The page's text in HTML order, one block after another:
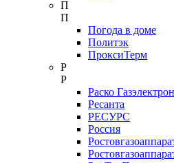
П
П
Погода в доме
Политэк
ПроксиТерм
Р
Р
Раско
Ресанта
РЕСУРС
Россия